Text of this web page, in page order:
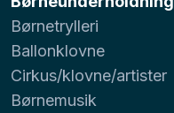
Børnetrylleri
Ballonklovne
Cirkus/klovne/artister
Børnemusik